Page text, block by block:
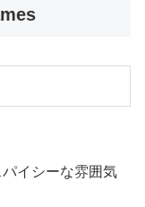
イシーな雰囲気